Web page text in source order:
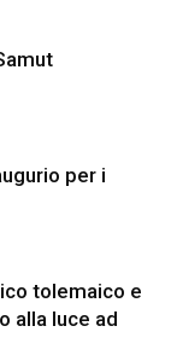
per i
tolemaico e
alla luce ad